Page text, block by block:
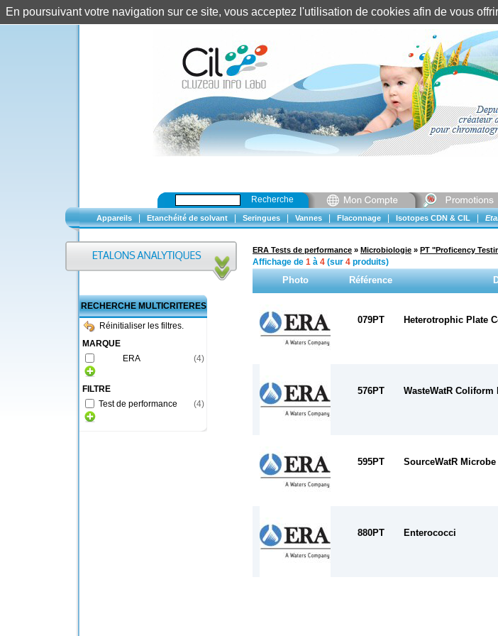
Recherche
Appareils Etanchéité de solvant Seringues Vannes Flaconnage Isotopes CDN & CIL
RECHERCHE MULTICRITERES
Réinitialiser les filtres.
MARQUE
ERA
(4)
FILTRE
Test de performance
(4)
ERA Tests de performance » Microbiologie » PT "Proficency
Affichage de 1 à 4 (sur 4 produits)
Photo Référence
079PT Heterotrophic Plate
576PT WasteWatR Coliform
595PT SourceWatR Microbe
880PT Enterococci
En poursuivant votre navigation sur ce site, vous acceptez l'utilisation de cookies afin de vous